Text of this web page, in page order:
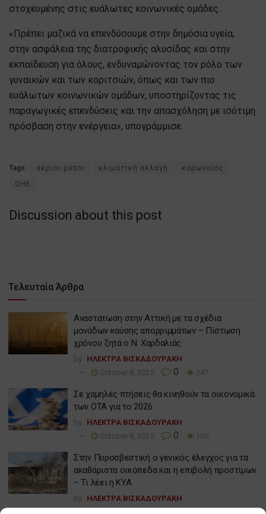
στοχευμένης στις ευάλωτες κοινωνικές ομάδες.
«Πρέπει μαζικά να επενδύσουμε στην δημόσια υγεία,
στην ασφάλεια της διατροφικής αλυσίδας και στην
εκπαίδευση για όλους, ενδυναμώνοντας τον ρόλο των
γυναικών και των κοριτσιών, όπως και των πιο
ευάλωτων κοινωνικών ομάδων, υποστηρίζοντας τις
παραγωγικές επενδύσεις και την απασχόληση με ισότιμη
πρόσβαση στην ενέργεια», υπογράμμισε.
Tags: αέριοι ρύποι κλιματική αλλαγή
κορωνοΐος
ΟΗΕ
Discussion about this post
Τελευταία Άρθρα
Αναστάτωση στην Αττική με τα σχέδια
μονάδων καύσης απορριμμάτων – Πίστωση
χρόνου ζητά ο Ν. Χαρδαλιάς
by ΗΛΕΚΤΡΑ ΒΙΣΚΑΔΟΥΡΑΚΗ
October 8, 2025
0 247
Σε χαμηλές πτήσεις θα κινηθούν τα οικονομικά
των ΟΤΑ για το 2026
by ΗΛΕΚΤΡΑ ΒΙΣΚΑΔΟΥΡΑΚΗ
October 8, 2025
0 100
Στην Πυροσβεστική ο γενικός έλεγχος για τα
ακαθάριστα οικόπεδα και η επιβολή προστίμων
– Τι λέει η ΚΥΑ
by ΗΛΕΚΤΡΑ ΒΙΣΚΑΔΟΥΡΑΚΗ
0